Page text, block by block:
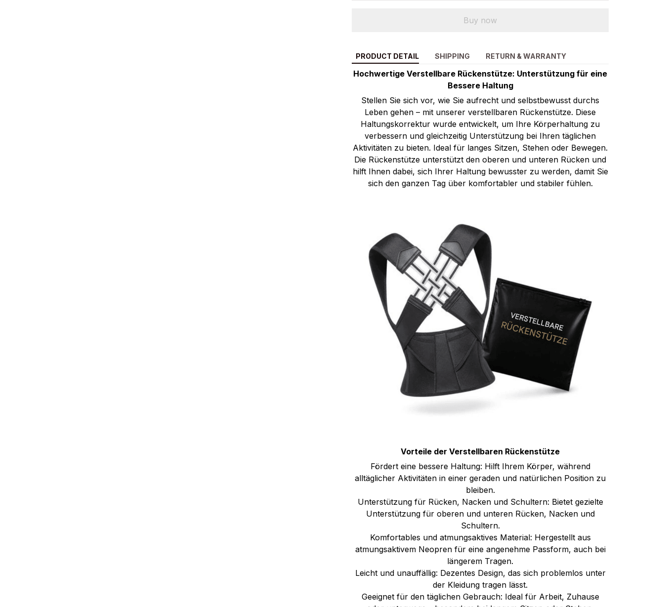
Buy now
PRODUCT DETAIL SHIPPING RETURN & WARRANTY
Hochwertige Verstellbare Rückenstütze: Unterstützung für eine
Bessere Haltung
Stellen Sie sich vor, wie Sie aufrecht und selbstbewusst durchs
Leben gehen – mit unserer verstellbaren Rückenstütze. Diese
Haltungskorrektur wurde entwickelt, um Ihre Körperhaltung zu
verbessern und gleichzeitig Unterstützung bei Ihren täglichen
Aktivitäten zu bieten. Ideal für langes Sitzen, Stehen oder Bewegen.
Die Rückenstütze unterstützt den oberen und unteren Rücken und
hilft Ihnen dabei, sich Ihrer Haltung bewusster zu werden, damit Sie
sich den ganzen Tag über komfortabler und stabiler fühlen.
Vorteile der Verstellbaren Rückenstütze
Fördert eine bessere Haltung: Hilft Ihrem Körper, während
alltäglicher Aktivitäten in einer geraden und natürlichen Position zu
bleiben.
Unterstützung für Rücken, Nacken und Schultern: Bietet gezielte
Unterstützung für oberen und unteren Rücken, Nacken und
Schultern.
Komfortables und atmungsaktives Material: Hergestellt aus
atmungsaktivem Neopren für eine angenehme Passform, auch bei
längerem Tragen.
Leicht und unauffällig: Dezentes Design, das sich problemlos unter
der Kleidung tragen lässt.
Geeignet für den täglichen Gebrauch: Ideal für Arbeit, Zuhause